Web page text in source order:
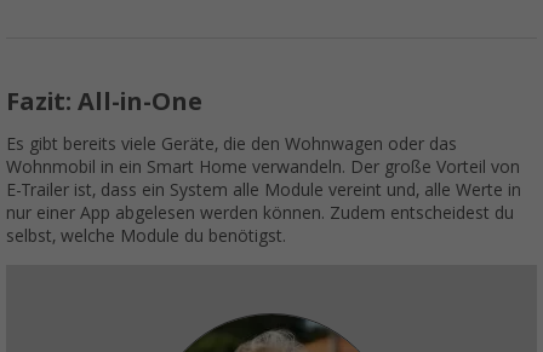
Fazit: All-in-One
Es gibt bereits viele Geräte, die den Wohnwagen oder das
Wohnmobil in ein Smart Home verwandeln. Der große Vorteil von
E-Trailer ist, dass ein System alle Module vereint und, alle Werte in
nur einer App abgelesen werden können. Zudem entscheidest du
selbst, welche Module du benötigst.